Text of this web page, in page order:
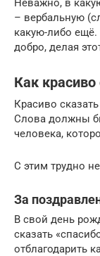
– вербальную
какую-либо
добро, делая
Как красиво
Красиво
Слова должны
человека,
С этим трудно
За
В свой день
сказать
отблагодарить